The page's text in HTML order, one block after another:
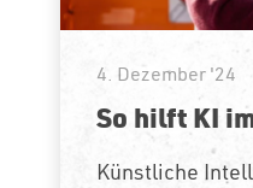
4. Dezember '24
So hilft KI
Künstliche